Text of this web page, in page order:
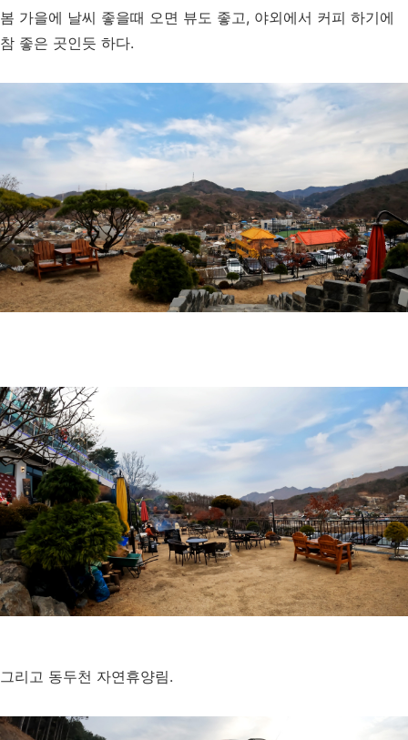
봄 가을에 날씨 좋을때 오면 뷰도 좋고, 야외에서 커피 하기에
참 좋은 곳인듯 하다.
그리고 동두천 자연휴양림.